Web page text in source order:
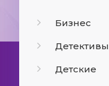
Бизнес
Детективы
Детские